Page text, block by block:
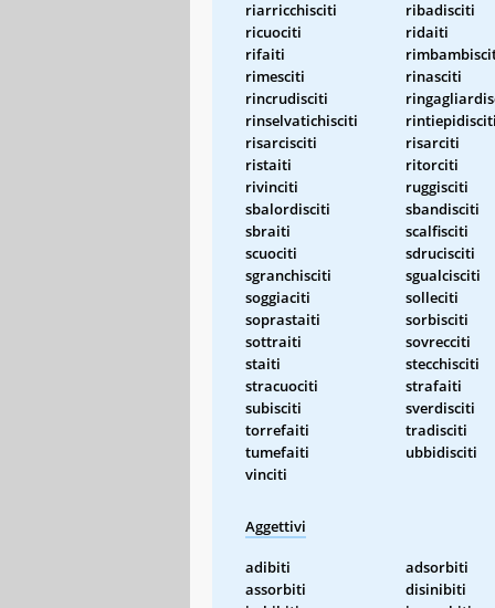
riarricchisciti
ribadisciti
ricuociti
ridaiti
rifaiti
rimesciti
rinasciti
rincrudisciti
rinselvatichisciti
rintiepidisciti
risarcisciti
risarciti
ristaiti
ritorciti
rivinciti
ruggisciti
sbalordisciti
sbandisciti
sbraiti
scalfisciti
scuociti
sdrucisciti
sgranchisciti
sgualcisciti
soggiaciti
solleciti
soprastaiti
sorbisciti
sottraiti
sovrecciti
staiti
stecchisciti
stracuociti
strafaiti
subisciti
sverdisciti
torrefaiti
tradisciti
tumefaiti
ubbidisciti
vinciti
Aggettivi
adibiti adsorbiti
assorbiti
disinibiti